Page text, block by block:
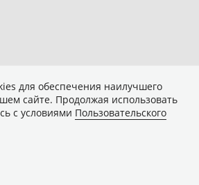
для обеспечения наилучшего
сайте. Продолжая использовать
с условиями Пользовательского